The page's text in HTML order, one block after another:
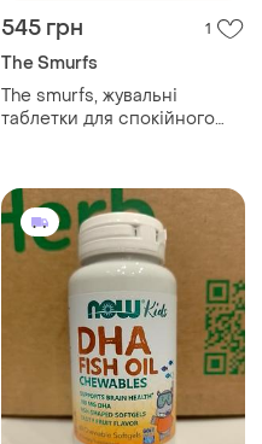
545 грн 1
The Smurfs
The smurfs, жувальні
таблетки для спокійного